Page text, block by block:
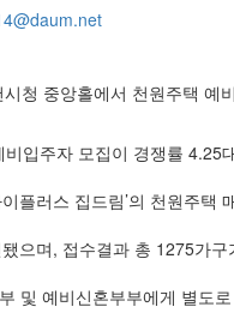
시청 중앙홀에서 천원주택 예
입주자 모집이 경쟁률 4.25
러스 집드림’의 천원주택
으며, 접수결과 총 1275가
및 예비신혼부부에게 별도